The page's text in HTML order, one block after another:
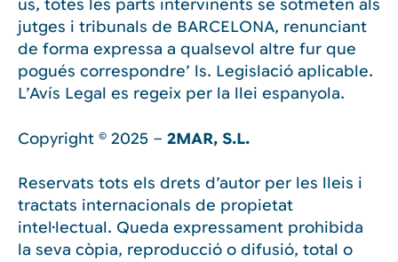
ús, totes les parts intervinents se sotmeten als
jutges i tribunals de BARCELONA, renunciant
de forma expressa a qualsevol altre fur que
pogués correspondre’ ls. Legislació aplicable.
L’Avís Legal es regeix per la llei espanyola.
Copyright © 2025 – 2MAR, S.L.
Reservats tots els drets d’autor per les lleis i
tractats internacionals de propietat
intel·lectual. Queda expressament prohibida
la seva còpia, reproducció o difusió, total o